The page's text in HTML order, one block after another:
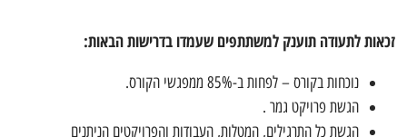
זכאות לתעודה תוענק למשתתפים שעמדו בדרישות הבאות:
נוכחות בקורס – לפחות ב-85% ממפגשי הקורס.
הגשת פרויקט גמר .
הגשת כל התרגילים, המטלות, העבודות והפרויקטים הניתנים